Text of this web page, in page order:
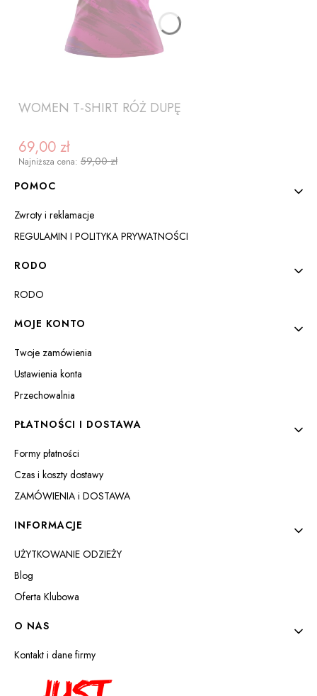
WOMEN T-SHIRT RÓŻ DUPĘ
Cena promocyjna
69,00 zł
Najniższa cena: 59,00 zł
Linki w stopce
POMOC
Zwroty i reklamacje
REGULAMIN I POLITYKA PRYWATNOŚCI
RODO
RODO
MOJE KONTO
Twoje zamówienia
Ustawienia konta
Przechowalnia
PŁATNOŚCI I DOSTAWA
Formy płatności
Czas i koszty dostawy
ZAMÓWIENIA i DOSTAWA
INFORMACJE
UŻYTKOWANIE ODZIEŻY
Blog
Oferta Klubowa
O NAS
Kontakt i dane firmy